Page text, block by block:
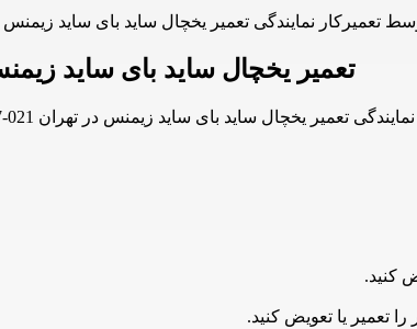
تعمیر یخچال ساید بای ساید